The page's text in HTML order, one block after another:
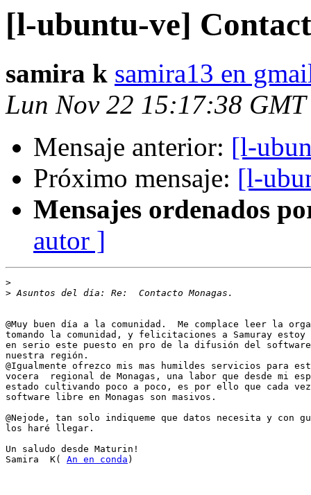
[l-ubuntu-ve]
samira k samira13 en
Lun Nov 22 15:17:38
Mensaje anterior: [l-
Próximo mensaje: [l-
Mensajes ordenados
autor ]
>
>
@Muy buen día a la comunidad.  Me complace leer la
tomando la comunidad, y felicitaciones a Samuray estoy
en serio este puesto en pro de la difusión del
nuestra región.
@Igualmente ofrezco mis mas humildes servicios para
vocera  regional de Monagas, una labor que desde mi
estado cultivando poco a poco, es por ello que cada
software libre en Monagas son masivos.
@Nejode, tan solo indiqueme que datos necesita y con
los haré llegar.
Un saludo desde Maturin!
Samira  K( An en conda )